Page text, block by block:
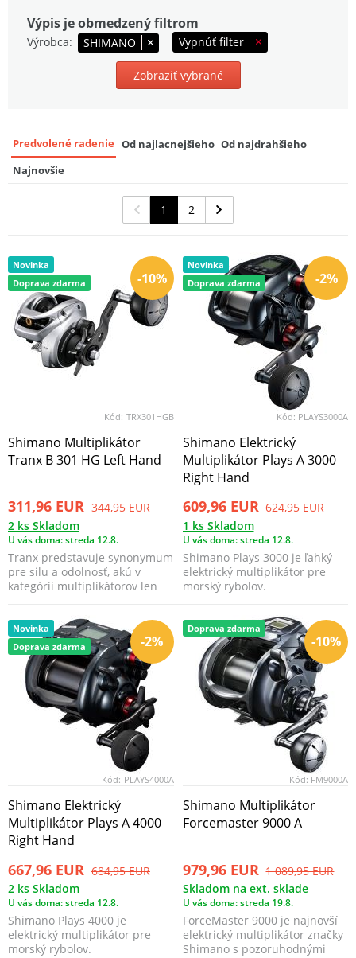
Conventional Reel 10 LH
249,99 EUR
Výpis je obmedzený filtrom
Výrobca SHIMANO Vypnúť filter
Zobraziť vybrané
Predvolené radenie Od najlacnejšieho Od najdrahšieho
Najnovšie
1 2
-10%
Novinka
Doprava zdarma
Kód: TRX301HGB
Shimano Multiplikátor
Tranx B 301 HG Left Hand
311,96 EUR 344,95 EUR
2 ks Skladom
U vás doma: streda 12.8.
Tranx predstavuje synonymum
pre silu a odolnosť, akú v
kategórii multiplikátorov len
-2%
Novinka
Doprava zdarma
Kód: PLAYS3000A
Shimano Elektrický
Multiplikátor Plays A 3000
Right Hand
609,96 EUR 624,95 EUR
1 ks Skladom
U vás doma: streda 12.8.
Shimano Plays 3000 je ľahký
elektrický multiplikátor pre
morský rybolov.
-2%
Novinka
Doprava zdarma
Kód: PLAYS4000A
Shimano Elektrický
Multiplikátor Plays A 4000
Right Hand
667,96 EUR 684,95 EUR
2 ks Skladom
U vás doma: streda 12.8.
Shimano Plays 4000 je
elektrický multiplikátor pre
morský rybolov.
-10%
Doprava zdarma
Kód: FM9000A
Shimano Multiplikátor
Forcemaster 9000 A
979,96 EUR 1 089,95 EUR
Skladom na ext. sklade
U vás doma: streda 19.8.
ForceMaster 9000 je najnovší
elektrický multiplikátor značky
Shimano s pozoruhodnými